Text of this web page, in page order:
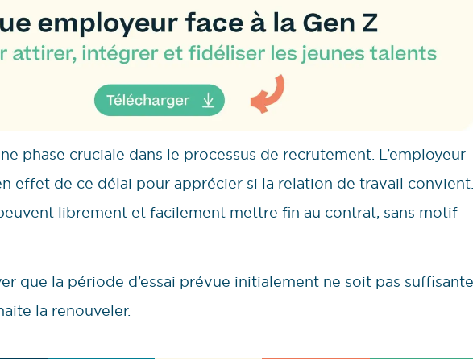
phase cruciale dans le processus de recrutement. L’employeur
effet de ce délai pour apprécier si la relation de travail convient.
librement et facilement mettre fin au contrat, sans motif
que la période d’essai prévue initialement ne soit pas suffisante
la renouveler.